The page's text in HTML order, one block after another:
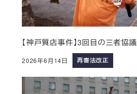
【神戸質店事件】3回目の三者協議
2026年6月14日 再審法改正